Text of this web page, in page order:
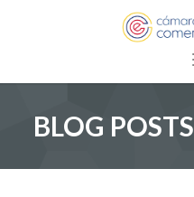
BLOG POSTS